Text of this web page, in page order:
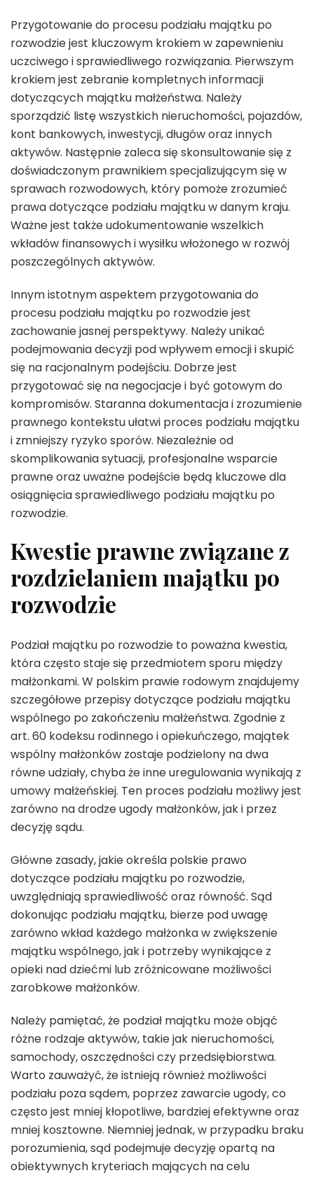
Przygotowanie do procesu podziału majątku po
rozwodzie jest kluczowym krokiem w zapewnieniu
uczciwego i sprawiedliwego rozwiązania. Pierwszym
krokiem jest zebranie kompletnych informacji
dotyczących majątku małżeństwa. Należy
sporządzić listę wszystkich nieruchomości, pojazdów,
kont bankowych, inwestycji, długów oraz innych
aktywów. Następnie zaleca się skonsultowanie się z
doświadczonym prawnikiem specjalizującym się w
sprawach rozwodowych, który pomoże zrozumieć
prawa dotyczące podziału majątku w danym kraju.
Ważne jest także udokumentowanie wszelkich
wkładów finansowych i wysiłku włożonego w rozwój
poszczególnych aktywów.
Innym istotnym aspektem przygotowania do
procesu podziału majątku po rozwodzie jest
zachowanie jasnej perspektywy. Należy unikać
podejmowania decyzji pod wpływem emocji i skupić
się na racjonalnym podejściu. Dobrze jest
przygotować się na negocjacje i być gotowym do
kompromisów. Staranna dokumentacja i zrozumienie
prawnego kontekstu ułatwi proces podziału majątku
i zmniejszy ryzyko sporów. Niezależnie od
skomplikowania sytuacji, profesjonalne wsparcie
prawne oraz uważne podejście będą kluczowe dla
osiągnięcia sprawiedliwego podziału majątku po
rozwodzie.
Kwestie prawne związane z
rozdzielaniem majątku po
rozwodzie
Podział majątku po rozwodzie to poważna kwestia,
która często staje się przedmiotem sporu między
małżonkami. W polskim prawie rodowym znajdujemy
szczegółowe przepisy dotyczące podziału majątku
wspólnego po zakończeniu małżeństwa. Zgodnie z
art. 60 kodeksu rodinnego i opiekuńczego, majątek
wspólny małżonków zostaje podzielony na dwa
równe udziały, chyba że inne uregulowania wynikają z
umowy małżeńskiej. Ten proces podziału możliwy jest
zarówno na drodze ugody małżonków, jak i przez
decyzję sądu.
Główne zasady, jakie określa polskie prawo
dotyczące podziału majątku po rozwodzie,
uwzględniają sprawiedliwość oraz równość. Sąd
dokonując podziału majątku, bierze pod uwagę
zarówno wkład każdego małżonka w zwiększenie
majątku wspólnego, jak i potrzeby wynikające z
opieki nad dziećmi lub zróżnicowane możliwości
zarobkowe małżonków.
Należy pamiętać, że podział majątku może objąć
różne rodzaje aktywów, takie jak nieruchomości,
samochody, oszczędności czy przedsiębiorstwa.
Warto zauważyć, że istnieją również możliwości
podziału poza sądem, poprzez zawarcie ugody, co
często jest mniej kłopotliwe, bardziej efektywne oraz
mniej kosztowne. Niemniej jednak, w przypadku braku
porozumienia, sąd podejmuje decyzję opartą na
obiektywnych kryteriach mających na celu